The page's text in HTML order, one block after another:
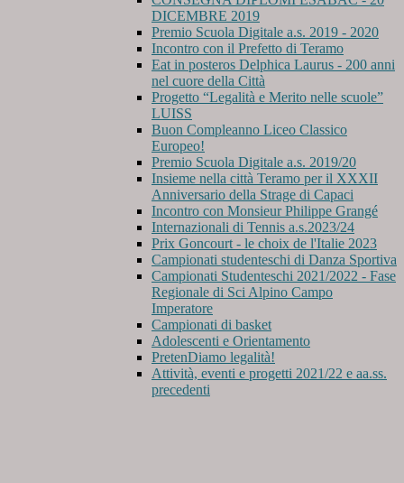
DICEMBRE 2019
Premio Scuola Digitale a.s. 2019 - 2020
Incontro con il Prefetto di Teramo
Eat in posteros Delphica Laurus - 200 anni
nel cuore della Città
Progetto “Legalità e Merito nelle scuole”
LUISS
Buon Compleanno Liceo Classico
Europeo!
Premio Scuola Digitale a.s. 2019/20
Insieme nella città Teramo per il XXXII
Anniversario della Strage di Capaci
Incontro con Monsieur Philippe Grangé
Internazionali di Tennis a.s.2023/24
Prix Goncourt - le choix de l'Italie 2023
Campionati studenteschi di Danza Sportiva
Campionati Studenteschi 2021/2022 - Fase
Regionale di Sci Alpino Campo
Imperatore
Campionati di basket
Adolescenti e Orientamento
PretenDiamo legalità!
Attività, eventi e progetti 2021/22 e aa.ss.
precedenti